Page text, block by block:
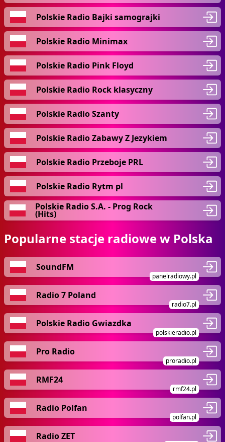
Polskie Radio Bajki samograjki
Polskie Radio Minimax
Polskie Radio Pink Floyd
Polskie Radio Rock klasyczny
Polskie Radio Szanty
Polskie Radio Zabawy Z Jezykiem
Polskie Radio Przeboje PRL
Polskie Radio Rytm pl
Polskie Radio S.A. - Prog Rock
(Hits)
Popularne stacje radiowe w Polska
SoundFM
panelradiowy.pl
Radio 7 Poland
radio7.pl
Polskie Radio Gwiazdka
polskieradio.pl
Pro Radio
proradio.pl
RMF24
rmf24.pl
Radio Polfan
polfan.pl
Radio ZET